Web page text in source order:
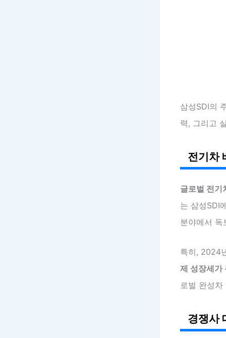
삼성SDI의
력, 그리고
전기차
글로벌 전기
는 삼성SDI
분야에서
특히, 2024
제 성장세가
로벌 완성
경쟁사